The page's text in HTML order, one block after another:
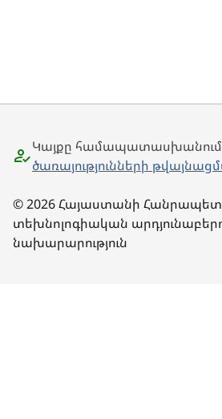
Կայքը համապատասխանում
ծառայությունների
© 2026 Հայաստանի
տեխնոլոգիական
նախարարություն